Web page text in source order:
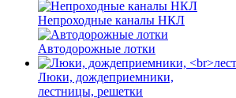
Непроходные каналы НКЛ
Автодорожные лотки
Люки, дождеприемники,
лестницы, решетки